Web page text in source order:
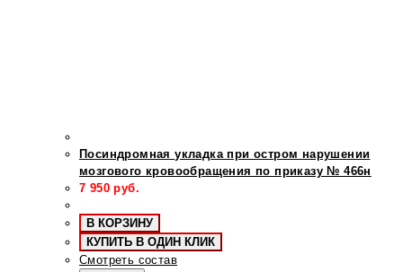
Посиндромная укладка при остром нарушении
мозгового кровообращения по приказу № 466н
7 950 руб.
В КОРЗИНУ
КУПИТЬ В ОДИН КЛИК
Смотреть состав